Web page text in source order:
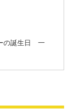
の誕生日 一